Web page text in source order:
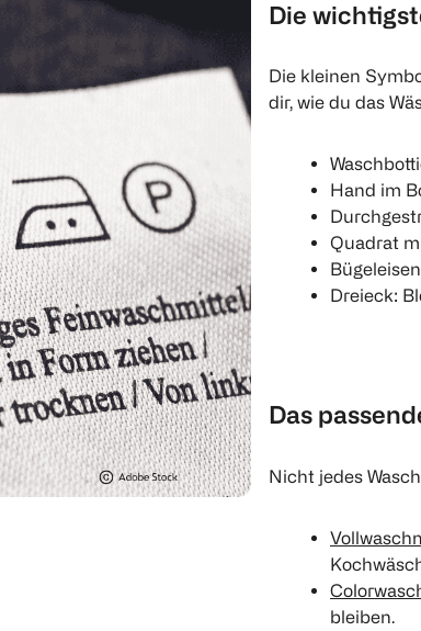
Die
Die kleinen
dir, wie du das
Hand im
Quadrat
Dreieck:
Das
Nicht jedes
bleiben.